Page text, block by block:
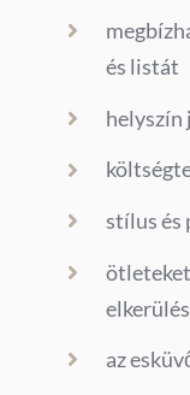
és listát
helyszín
stílus és
az